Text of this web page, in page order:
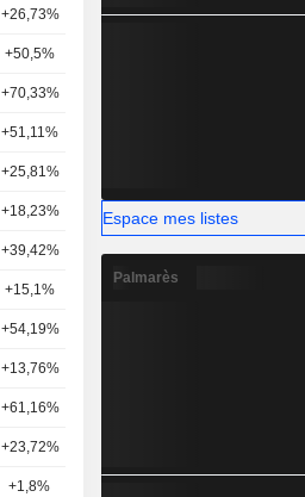
+26,73% 45
+50,5%
+70,33%
+51,11%
+25,81%
+18,23% 42
+39,42% 10
+15,1%
+54,19%
+13,76%
+61,16%
+23,72%
+1,8%
Espace mes listes
Palmarès